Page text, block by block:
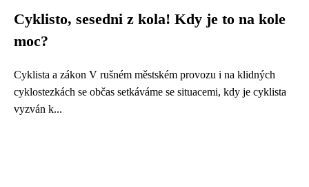
Cyklisto, sesedni z kola! Kdy je to na kole
moc?
Cyklista a zákon V rušném městském provozu i na klidných
cyklostezkách se občas setkáváme se situacemi, kdy je cyklista
vyzván k...